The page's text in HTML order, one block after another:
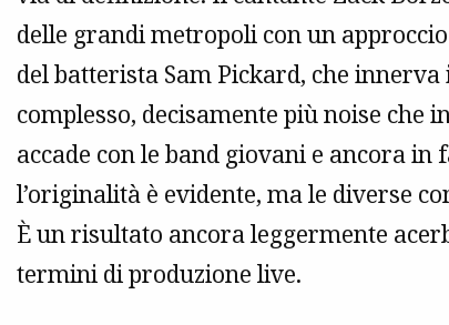
delle grandi metropoli con un
del batterista Sam Pickard, che
complesso, decisamente più noise che
accade con le band giovani e ancora in
l’originalità è evidente, ma le diverse
È un risultato ancora leggermente
termini di produzione live.